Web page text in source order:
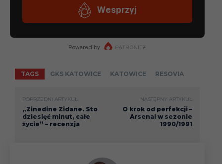
TAGS GKS KATOWICE KATOWICE RESOVIA
POPRZEDNI ARTYKUŁ
„Zinedine Zidane. Sto
dziesięć minut, całe
życie” – recenzja
NASTĘPNY ARTYKUŁ
O krok od perfekcji –
Arsenal w sezonie
1990/1991